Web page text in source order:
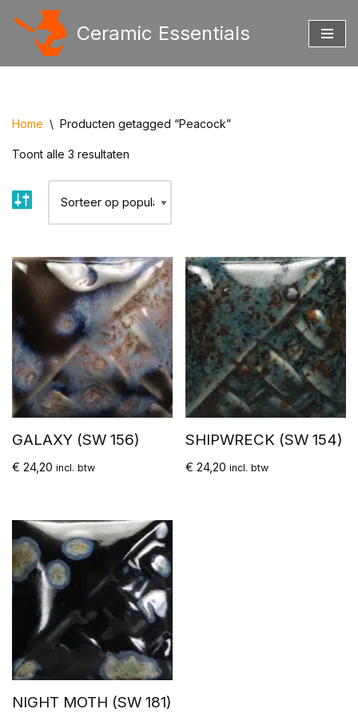
Ceramic Essentials
Home \ Producten getagged “Peacock”
Toont alle 3 resultaten
GALAXY (SW 156)
€ 24,20 incl. btw
SHIPWRECK (SW 154)
€ 24,20 incl. btw
NIGHT MOTH (SW 181)